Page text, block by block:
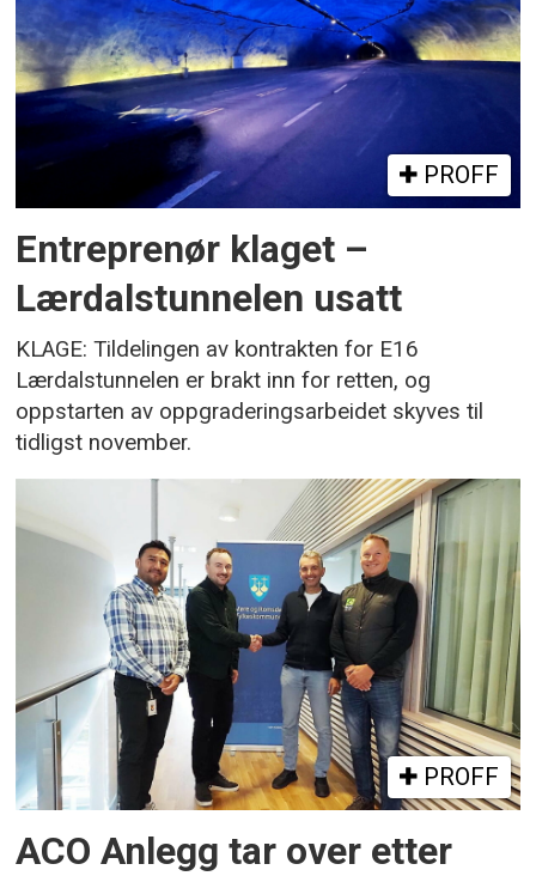
PROFF
Entreprenør klaget –
Lærdalstunnelen usatt
KLAGE: Tildelingen av kontrakten for E16
Lærdalstunnelen er brakt inn for retten, og
oppstarten av oppgraderingsarbeidet skyves til
tidligst november.
PROFF
ACO Anlegg tar over etter